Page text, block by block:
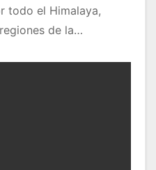
todo el Himalaya,
de la…